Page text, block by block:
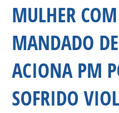
MULHER COM
MANDADO
ACIONA PM
SOFRIDO